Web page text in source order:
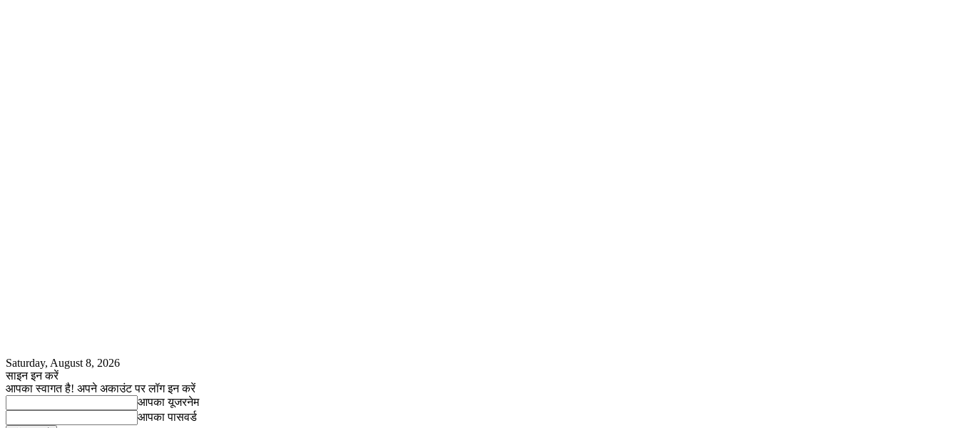
Saturday, August 8, 2026
साइन इन करें
आपका स्वागत है! अपने अकाउंट पर लॉग इन करें
आपका यूजरनेम
आपका पासवर्ड